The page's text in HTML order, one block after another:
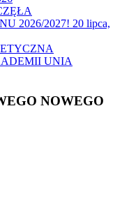
2026/2027! 20 lipca,
UNIA
NOWEGO